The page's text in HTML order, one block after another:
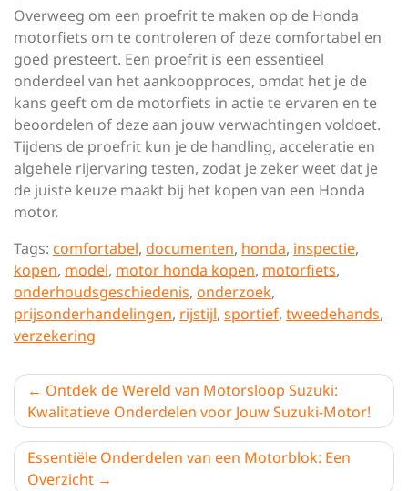
Overweeg om een proefrit te maken op de Honda
motorfiets om te controleren of deze comfortabel en
goed presteert. Een proefrit is een essentieel
onderdeel van het aankoopproces, omdat het je de
kans geeft om de motorfiets in actie te ervaren en te
beoordelen of deze aan jouw verwachtingen voldoet.
Tijdens de proefrit kun je de handling, acceleratie en
algehele rijervaring testen, zodat je zeker weet dat je
de juiste keuze maakt bij het kopen van een Honda
motor.
Tags: comfortabel, documenten, honda, inspectie,
kopen, model, motor honda kopen, motorfiets,
onderhoudsgeschiedenis, onderzoek,
prijsonderhandelingen, rijstijl, sportief, tweedehands,
verzekering
Berichtnavigatie
Ontdek de Wereld van Motorsloop Suzuki:
Kwalitatieve Onderdelen voor Jouw Suzuki-Motor!
Essentiële Onderdelen van een Motorblok: Een
Overzicht